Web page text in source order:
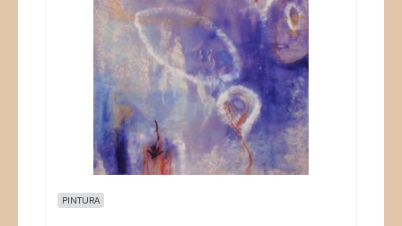
PINTURA